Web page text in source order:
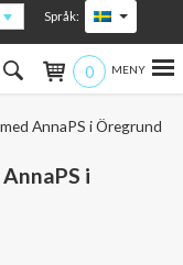
Språk:
0
AnnaPS i Öregrund
i